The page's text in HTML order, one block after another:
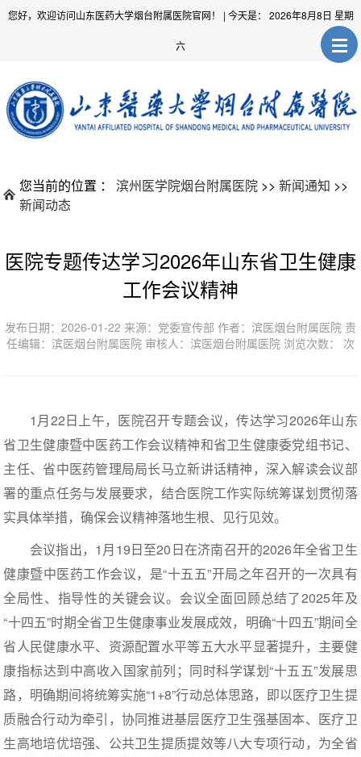
您好，欢迎访问山东医药大学烟台附属医院官网！ | 今天是： 2026年8月8日 星期
六
您当前的位置 ：滨州医学院烟台附属医院 >>新闻通知 >>
新闻动态
医院专题传达学习2026年山东省卫生健康
工作会议精神
发布日期：2026-01-22 来源：党委宣传部 作者：滨医烟台附属医院 责
任编辑：滨医烟台附属医院 审核人：滨医烟台附属医院 浏览次数： 次
1月22日上午，医院召开专题会议，传达学习2026年山东
省卫生健康暨中医药工作会议精神和省卫生健康委党组书记、
主任、省中医药管理局局长马立新讲话精神，深入解读会议部
署的重点任务与发展要求，结合医院工作实际统筹谋划贯彻落
实具体举措，确保会议精神落地生根、见行见效。
会议指出，1月19日至20日在济南召开的2026年全省卫生
健康暨中医药工作会议，是“十五五”开局之年召开的一次具有
全局性、指导性的关键会议。会议全面回顾总结了2025年及
“十四五”时期全省卫生健康事业发展成效，明确“十四五”期间全
省人民健康水平、资源配置水平等五大水平显著提升，主要健
康指标达到中高收入国家前列；同时科学谋划“十五五”发展思
路，明确期间将统筹实施“1+8”行动总体思路，即以医疗卫生提
质融合行动为牵引，协同推进基层医疗卫生强基固本、医疗卫
生高地培优培强、公共卫生提质提效等八大专项行动，为全省